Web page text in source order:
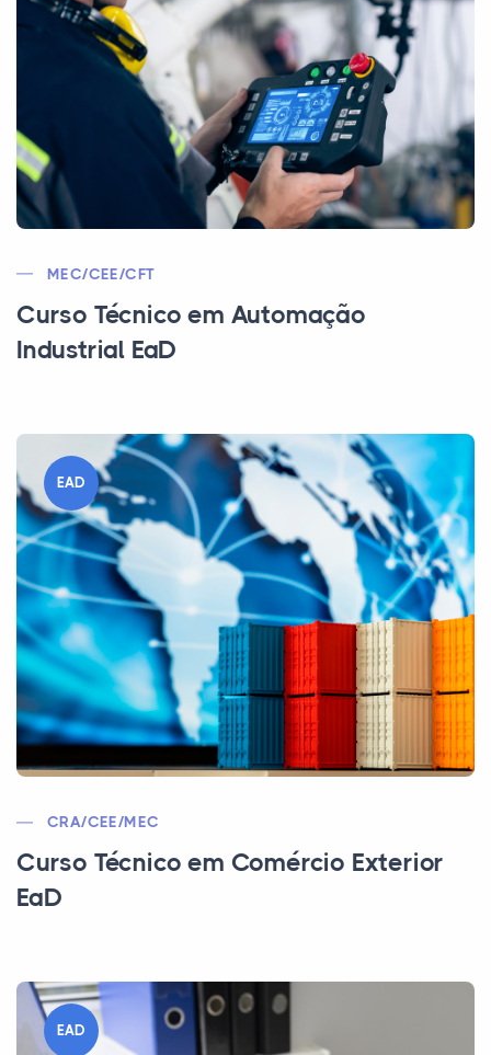
MEC/CEE/CFT
Curso Técnico em Automação
Industrial EaD
EAD
CRA/CEE/MEC
Curso Técnico em Comércio Exterior
EaD
EAD